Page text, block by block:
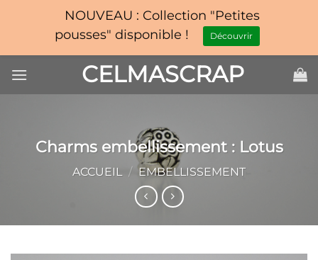
au
contenu
CELMASCRAP
Charms embellissement : Lotus
ACCUEIL / EMBELLISSEMENT
NOUVEAU : Collection "Petites
pousses" disponible !
Découvrir